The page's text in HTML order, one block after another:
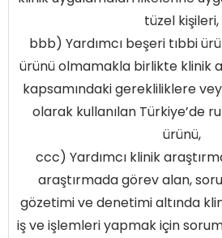
tüzel kişileri,
bbb) Yardımcı beşeri tıbbi
ürünü olmamakla birlikte klinik
kapsamındaki gerekliliklere
olarak kullanılan Türkiye’de
ürünü,
ccc) Yardımcı klinik
araştırmada görev alan,
gözetimi ve denetimi altında
iş ve işlemleri yapmak için